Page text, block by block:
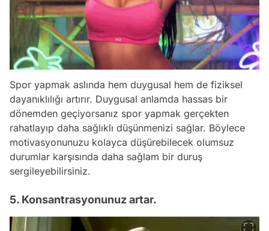
Spor yapmak aslında hem duygusal hem de fiziksel
dayanıklılığı artırır. Duygusal anlamda hassas bir
dönemden geçiyorsanız spor yapmak gerçekten
rahatlayıp daha sağlıklı düşünmenizi sağlar. Böylece
motivasyonunuzu kolayca düşürebilecek olumsuz
durumlar karşısında daha sağlam bir duruş
sergileyebilirsiniz.
5. Konsantrasyonunuz artar.